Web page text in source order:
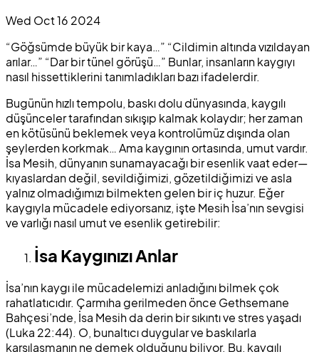
Wed Oct 16 2024
“Göğsümde büyük bir kaya…” “Cildimin altında vızıldayan
arılar…” “Dar bir tünel görüşü…” Bunlar, insanların kaygıyı
nasıl hissettiklerini tanımladıkları bazı ifadelerdir.
Bugünün hızlı tempolu, baskı dolu dünyasında, kaygılı
düşünceler tarafından sıkışıp kalmak kolaydır; her zaman
en kötüsünü beklemek veya kontrolümüz dışında olan
şeylerden korkmak… Ama kaygının ortasında, umut vardır.
İsa Mesih, dünyanın sunamayacağı bir esenlik vaat eder—
kıyaslardan değil, sevildiğimizi, gözetildiğimizi ve asla
yalnız olmadığımızı bilmekten gelen bir iç huzur. Eğer
kaygıyla mücadele ediyorsanız, işte Mesih İsa’nın sevgisi
ve varlığı nasıl umut ve esenlik getirebilir:
İsa Kaygınızı Anlar
İsa’nın kaygı ile mücadelemizi anladığını bilmek çok
rahatlatıcıdır. Çarmıha gerilmeden önce Gethsemane
Bahçesi’nde, İsa Mesih da derin bir sıkıntı ve stres yaşadı
(Luka 22:44). O, bunaltıcı duygular ve baskılarla
karşılaşmanın ne demek olduğunu biliyor. Bu, kaygılı